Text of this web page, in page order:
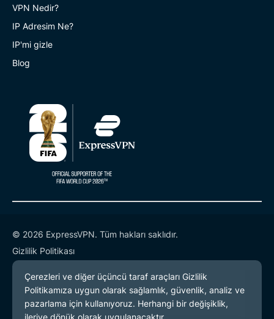
VPN Nedir?
IP Adresim Ne?
IP'mi gizle
Blog
© 2026 ExpressVPN. Tüm hakları saklıdır.
Gizlilik Politikası
Hizmet Koşulları
Çerez Tercihleri